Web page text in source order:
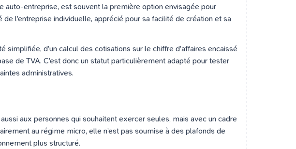
auto-entreprise, est souvent la première option envisagée pour
de l’entreprise individuelle, apprécié pour sa facilité de création et sa
simplifiée, d’un calcul des cotisations sur le chiffre d’affaires encaissé
de TVA. C’est donc un statut particulièrement adapté pour tester
administratives.
aux personnes qui souhaitent exercer seules, mais avec un cadre
au régime micro, elle n’est pas soumise à des plafonds de
plus structuré.